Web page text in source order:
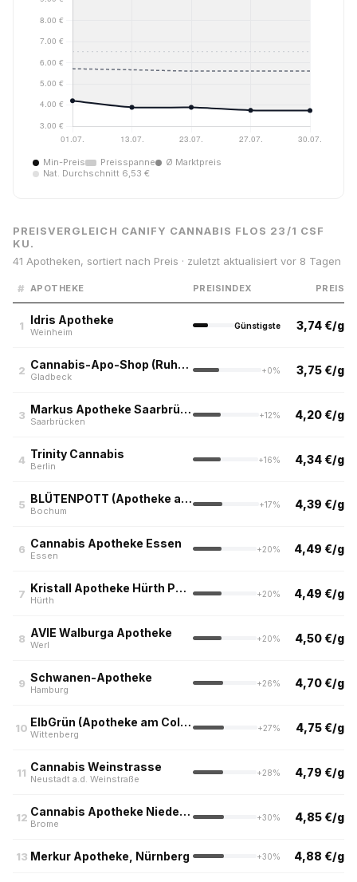
Min-Preis Preisspanne
Ø Marktpreis
Nat. Durchschnitt 6,53 €
PREISVERGLEICH CANIFY CANNABIS FLOS 23/1 CSF
KU.
41 Apotheken, sortiert nach Preis · zuletzt aktualisiert vor 8 Tagen
# APOTHEKE PREISINDEX PREIS
1 Idris Apotheke
Weinheim
Günstigste 3,74 €/g
2 Cannabis-Apo-Shop (Ruhrpott)
Gladbeck
+0% 3,75 €/g
3 Markus Apotheke Saarbrücken
Saarbrücken
+12% 4,20 €/g
4 Trinity Cannabis
Berlin
+16% 4,34 €/g
5 BLÜTENPOTT (Apotheke am alten Markt, Bochum)
Bochum
+17% 4,39 €/g
6 Cannabis Apotheke Essen
Essen
+20% 4,49 €/g
7 Kristall Apotheke Hürth Park
Hürth
+20% 4,49 €/g
8 AVIE Walburga Apotheke
Werl
+20% 4,50 €/g
9 Schwanen-Apotheke
Hamburg
+26% 4,70 €/g
10 ElbGrün (Apotheke am Collegienhof, Wittenberg)
Wittenberg
+27% 4,75 €/g
11 Cannabis Weinstrasse
Neustadt a.d. Weinstraße
+28% 4,79 €/g
12 Cannabis Apotheke Niedersachsen
Brome
+30% 4,85 €/g
13 Merkur Apotheke, Nürnberg +30% 4,88 €/g